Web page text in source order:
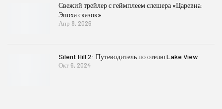
Свежий трейлер с геймплеем слешера «Царевна:
Эпоха сказок»
Апр 8, 2026
Silent Hill 2: Путеводитель по отелю Lake View
Окт 6, 2024